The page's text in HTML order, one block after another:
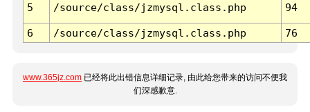
5 /source/class/jzmysql.class.php 94
6 /source/class/jzmysql.class.php 76
www.365jz.com 已经将此出错信息详细记录, 由此给您带来的访问不便我
们深感歉意.